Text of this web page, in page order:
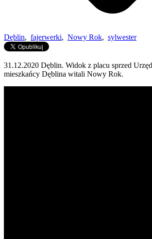
Dęblin, fajerwerki, Nowy Rok, sylwester
31.12.2020 Dęblin. Widok z placu sprzed
mieszkańcy Dęblina witali Nowy Rok.